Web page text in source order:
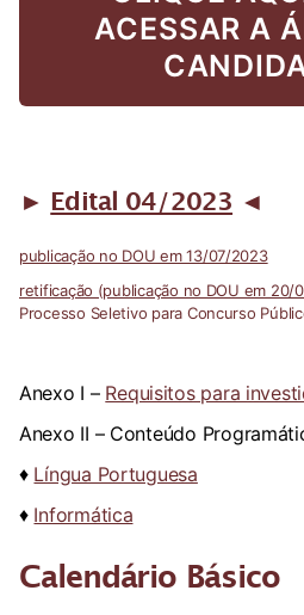
ACESSAR A
►Edital 04/2023 ◄
publicação no DOU em 13/07/2023
retificação (publicação no DOU em 20/
Processo Seletivo para Concurso
Anexo I – Requisitos para
Anexo II – Conteúdo
♦ Língua Portuguesa
♦ Informática
Calendário Básico